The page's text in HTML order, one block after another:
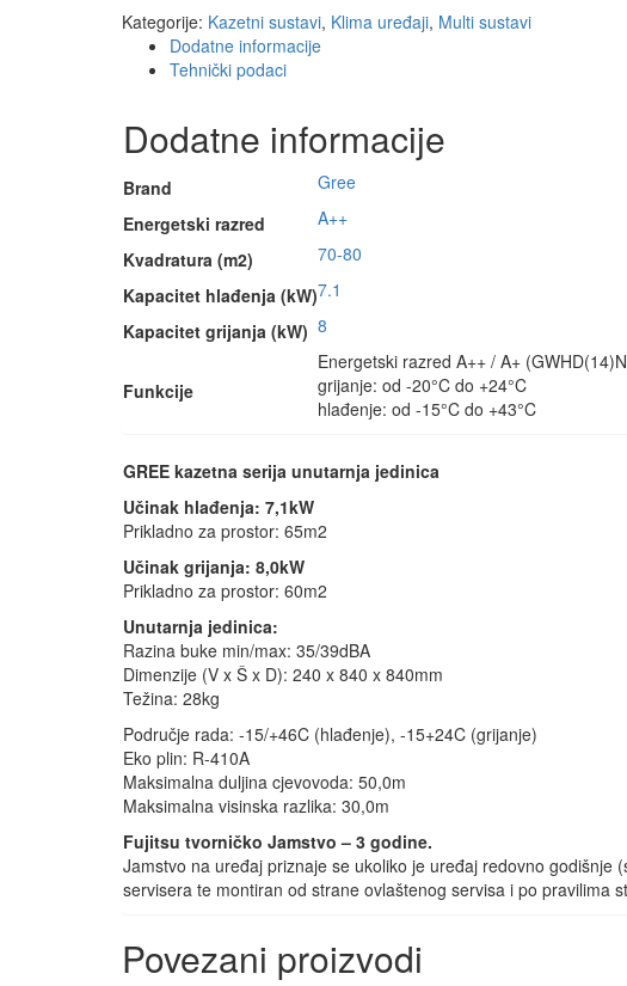
Kategorije: Kazetni sustavi, Klima uređaji, Multi sustavi
Dodatne informacije
Tehnički podaci
Dodatne informacije
Brand
Gree
Energetski razred
A++
Kvadratura (m2)
70-80
Kapacitet hlađenja (kW)7.1
Kapacitet grijanja (kW) 8
Funkcije
Energetski razred A++ / A+
grijanje: od -20°C do +24°C
hlađenje: od -15°C do +43°C
GREE kazetna serija unutarnja jedinica
Učinak hlađenja: 7,1kW
Prikladno za prostor: 65m2
Učinak grijanja: 8,0kW
Prikladno za prostor: 60m2
Unutarnja jedinica:
Razina buke min/max: 35/39dBA
Dimenzije (V x Š x D): 240 x 840 x 840mm
Težina: 28kg
Područje rada: -15/+46C (hlađenje), -15+24C (grijanje)
Eko plin: R-410A
Maksimalna duljina cjevovoda: 50,0m
Maksimalna visinska razlika: 30,0m
Fujitsu tvorničko Jamstvo – 3 godine.
Jamstvo na uređaj priznaje se ukoliko je uređaj redovno godišnje
servisera te montiran od strane ovlaštenog servisa i po pravilima
Povezani proizvodi